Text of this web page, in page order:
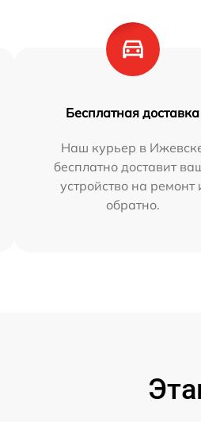
Бесплатная доставка
Наш курьер в
бесплатно доставит
устройство на ремонт
обратно.